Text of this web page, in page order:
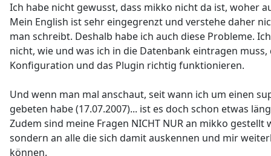
Ich habe nicht gewusst, dass mikko nicht da ist, woher
Mein English ist sehr eingegrenzt und verstehe daher
man schreibt. Deshalb habe ich auch diese Probleme.
nicht, wie und was ich in die Datenbank eintragen
Konfiguration und das Plugin richtig funktionieren.
Und wenn man mal anschaut, seit wann ich um einen
gebeten habe (17.07.2007)... ist es doch schon etwas
Zudem sind meine Fragen NICHT NUR an mikko gestellt
sondern an alle die sich damit auskennen und mir
können.